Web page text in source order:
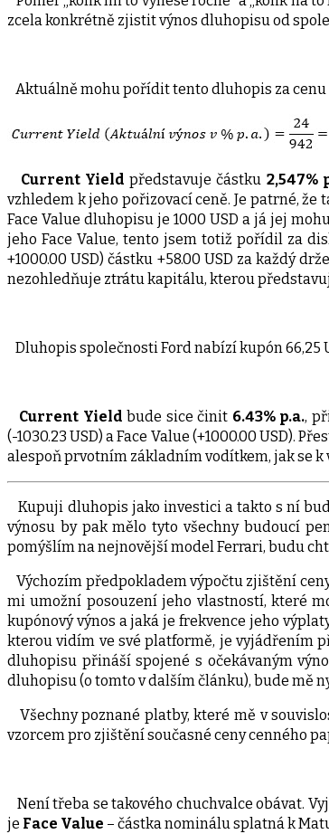
zcela konkrétně zjistit výnos dluhopisu od
Aktuálně mohu pořídit tento dluhopis za cenu
Current Yield představuje částku 2,547%
vzhledem k jeho pořizovací ceně. Je patrné,
Face Value dluhopisu je 1000 USD a já jej
jeho Face Value, tento jsem totiž pořídil za
+1000.00 USD) částku +58.00 USD za každý
nezohledňuje ztrátu kapitálu, kterou
Dluhopis společnosti Ford nabízí kupón 66,25
Current Yield bude sice činit 6.43% p.a.,
(-1030.23 USD) a Face Value (+1000.00
alespoň prvotním základním vodítkem, jak se k
Kupuji dluhopis jako investici a takto s ní
výnosu by pak mělo tyto všechny budoucí
pomýšlím na nejnovější model Ferrari, budu
Výchozím předpokladem výpočtu zjištění
mi umožní posouzení jeho vlastností, které
kupónový výnos a jaká je frekvence jeho
kterou vidím ve své platformě, je vyjádřením
dluhopisu přináší spojené s očekávaným
dluhopisu (o tomto v dalším článku), bude mě
Všechny poznané platby, které mě v
vzorcem pro zjištění současné ceny cenného
Není třeba se takového chuchvalce obávat.
je Face Value – částka nominálu splatná k